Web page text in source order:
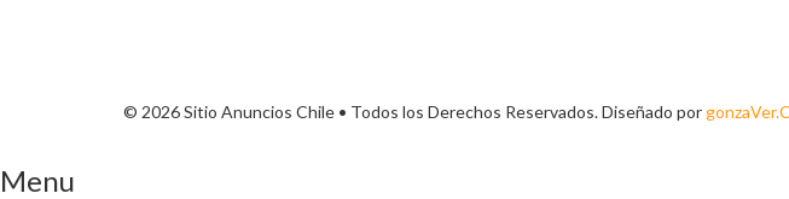
© 2026 Sitio Anuncios Chile • Todos los Derechos Reservados. Diseñado por
Menu